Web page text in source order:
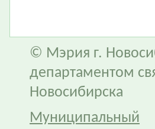
© Мэрия г.
департаментом
Новосибирска
Муниципальный